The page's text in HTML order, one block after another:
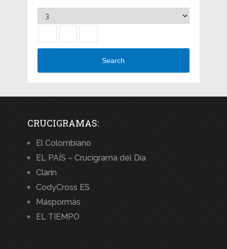
Search
CRUCIGRAMAS:
El Colombiano
EL PAÍS – Crucigrama del Día
Clarín
CodyCross ES
Máspormás
EL TIEMPO